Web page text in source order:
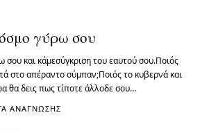
γύρω σου
και κάμεσύγκριση του εαυτού σου.Ποιός
στο απέραντο σύμπαν;Ποιός το κυβερνά και
θα δεις πως τίποτε άλλοδε σου…
ΑΝΆΓΝΩΣΗΣ